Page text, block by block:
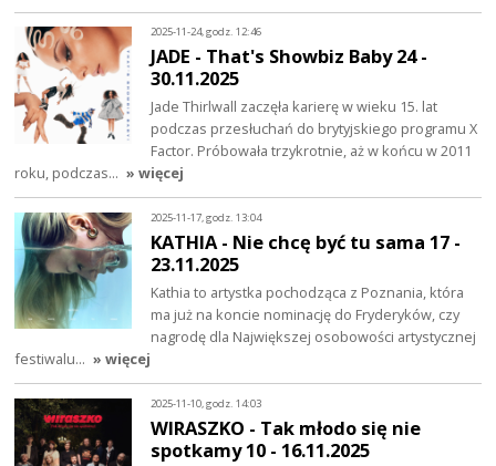
2025-11-24, godz. 12:46
JADE - That's Showbiz Baby 24 -
30.11.2025
Jade Thirlwall zaczęła karierę w wieku 15. lat
podczas przesłuchań do brytyjskiego programu X
Factor. Próbowała trzykrotnie, aż w końcu w 2011
roku, podczas… » więcej
2025-11-17, godz. 13:04
KATHIA - Nie chcę być tu sama 17 -
23.11.2025
Kathia to artystka pochodząca z Poznania, która
ma już na koncie nominację do Fryderyków, czy
nagrodę dla Największej osobowości artystycznej
festiwalu… » więcej
2025-11-10, godz. 14:03
WIRASZKO - Tak młodo się nie
spotkamy 10 - 16.11.2025